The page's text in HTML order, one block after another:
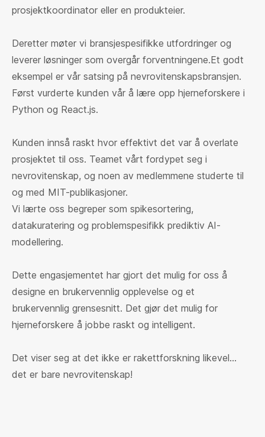
prosjektkoordinator eller en produkteier.
Deretter møter vi bransjespesifikke utfordringer og
leverer løsninger som overgår forventningene.Et godt
eksempel er vår satsing på nevrovitenskapsbransjen.
Først vurderte kunden vår å lære opp hjerneforskere i
Python og React.js.
Kunden innså raskt hvor effektivt det var å overlate
prosjektet til oss. Teamet vårt fordypet seg i
nevrovitenskap, og noen av medlemmene studerte til
og med MIT-publikasjoner.
Vi lærte oss begreper som spikesortering,
datakuratering og problemspesifikk prediktiv AI-
modellering.
Dette engasjementet har gjort det mulig for oss å
designe en brukervennlig opplevelse og et
brukervennlig grensesnitt. Det gjør det mulig for
hjerneforskere å jobbe raskt og intelligent.
Det viser seg at det ikke er rakettforskning likevel...
det er bare nevrovitenskap!